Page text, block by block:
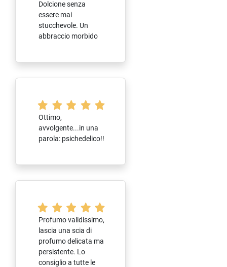
Dolcione senza
essere mai
stucchevole. Un
abbraccio morbido
Ottimo,
avvolgente...in una
parola: psichedelico!!
Profumo validissimo,
lascia una scia di
profumo delicata ma
persistente. Lo
consiglio a tutte le